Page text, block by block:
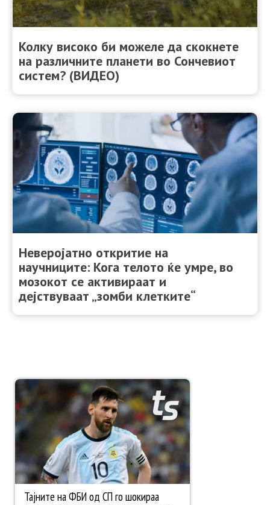
Колку високо би можеле да скокнете
на различните планети во Сончевиот
систем? (ВИДЕО)
Неверојатно откритие на
научниците: Кога телото ќе умре, во
мозокот се активираат и
дејствуваат „зомби клетките“